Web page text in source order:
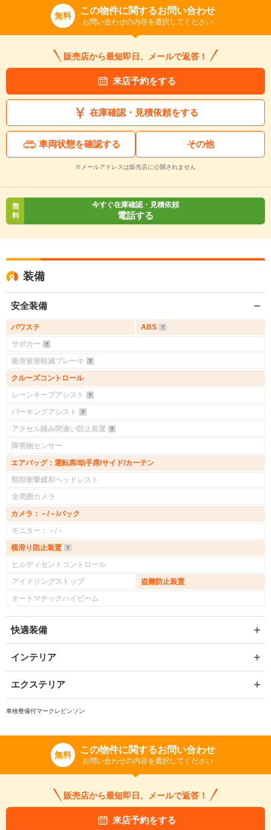
無料 この物件に関するお問い合わせ
お問い合わせの内容を選択してください
販売店から最短即日、メールで返答！
来店予約をする
在庫確認・見積依頼をする
車両状態を確認する その他
※メールアドレスは販売店に公開されません
無
料
今すぐ在庫確認・見積依頼
電話する
装備
安全装備
パワステ
ABS
サポカー
衝突被害軽減ブレーキ
クルーズコントロール
レーンキープアシスト
パーキングアシスト
アクセル踏み間違い防止装置
障害物センサー
エアバッグ：運転席/助手席/サイド/カーテン
頸部衝撃緩和ヘッドレスト
全周囲カメラ
カメラ：－/－/バック
モニター：－/－
横滑り防止装置
ヒルディセントコントロール
アイドリングストップ
盗難防止装置
オートマチックハイビーム
快適装備
インテリア
エクステリア
車検整備付マークレビンソン
無料 この物件に関するお問い合わせ
お問い合わせの内容を選択してください
販売店から最短即日、メールで返答！
来店予約をする